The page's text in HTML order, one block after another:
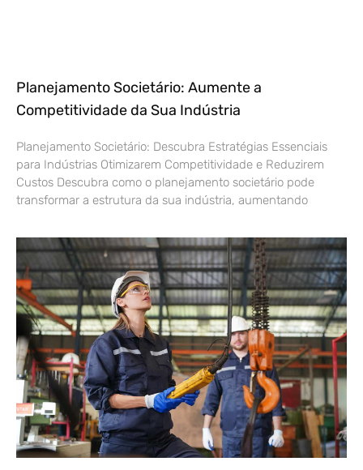
Planejamento Societário: Aumente a
Competitividade da Sua Indústria
Planejamento Societário: Descubra Estratégias Essenciais
para Indústrias Otimizarem Competitividade e Reduzirem
Custos Descubra como o planejamento societário pode
transformar a estrutura da sua indústria, aumentando